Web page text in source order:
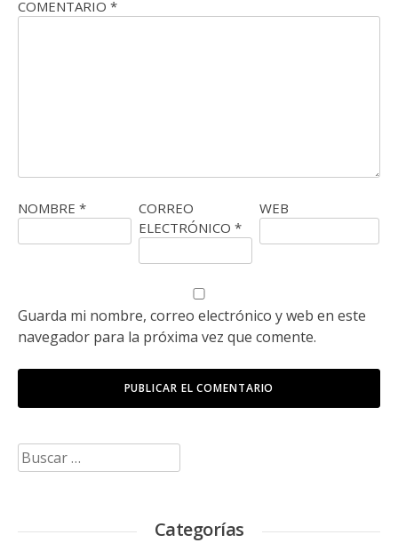
COMENTARIO *
NOMBRE *
CORREO
ELECTRÓNICO *
WEB
Guarda mi nombre, correo electrónico y web en este
navegador para la próxima vez que comente.
Buscar:
Categorías